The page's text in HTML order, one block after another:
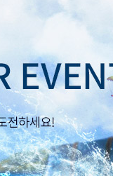
패스 오브
패스 오브
서비스
내정보
플레이
클랜
모집